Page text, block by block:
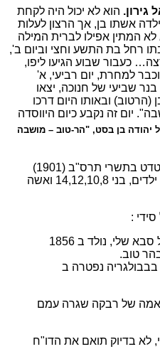
גירון. הוא לא יכול היה לקחת
אשתו בן, אך הרצון לעלות
המתין אפילו לברית המילה
רחל בת התשע וחצי וביום ב',
כעבור שבוע הגיעו ליפו,
וכבר למחרת, יום רביעי, א'
תרנ"ו, 18 לדצמבר 1895, בנר שביעי של חנוכה, יצאו
ובאותו היום דרכו
יום זה נקבע כיום היווסדה
יהודה בן בסט, "הר-טוב – מושבה
בדו"ח שנשלח מהמושבה לאיזנשטדט בתשרי תרס"ב (1901)
רשום כי בבית משפחת גירון יש 4 ילדים, בני 14,12,10,8 ואשה
:
ישראל שלמה גירון שהוא סבא של סבא שלי, נולד ב 1856
אשתו, רבקה גירון, נולדה ב 1866 בבבולגריה נפטרה ב
בדו"ח מ 1901 היא אמה של רבקה שגרה עמם
לא בדיוק תואם את הדו"ח